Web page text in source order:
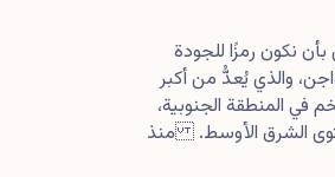
وإيمان قوي بأن نكون رمزًا للجودة
والذي يُعدُّ من أكبر
في المنطقة الجنوبية،
الشرق الأوسط. منذ